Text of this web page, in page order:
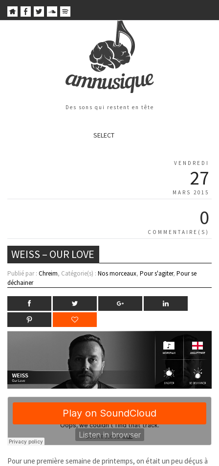
Des sons qui restent en tête
SELECT
VENDREDI
27
MARS 2015
0
COMMENTAIRE(S)
WEISS – OUR LOVE
Publié par : Chreim, Catégorie(s) : Nos morceaux, Pour s'agiter, Pour se
déchainer
Pour une première semaine de printemps, on était un peu déçus à